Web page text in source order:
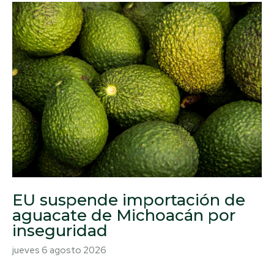
EU suspende importación de
aguacate de Michoacán por
inseguridad
jueves 6 agosto 2026